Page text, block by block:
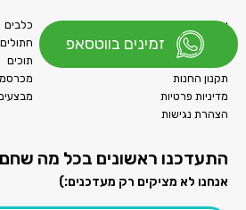
אודות
מאמרים
צור קשר
תקנון החנות
מדיניות פרטיות
הצהרת נגישות
כלבים
חתולים
תוכים
התעדכנו ראשונים בכל מה
אנחנו לא מציקים רק מעדכנים:)
זמינים בווטסאפ